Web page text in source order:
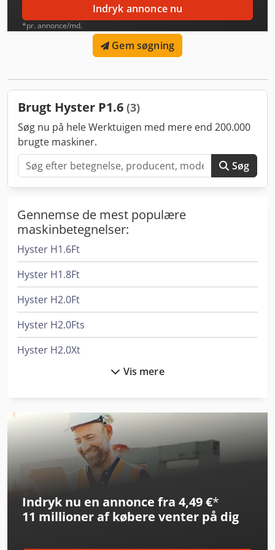
Indryk annonce nu
*pr. annonce/md.
Gem søgning
Brugt Hyster P1.6 (3)
Søg nu på hele Werktuigen med mere end 200.000
brugte maskiner.
Søg
Gennemse de mest populære
maskinbetegnelser:
Hyster H1.6Ft
Hyster H1.8Ft
Hyster H2.0Ft
Hyster H2.0Fts
Hyster H2.0Xt
Hyster H3.0Xt
Hyster H3.5Ft
Hyster H3.5Ut
Hyster H5.0Ft
Hyster H5.5Ft
Vis mere
Indryk nu en annonce fra 4,49 €*
11 millioner af købere venter på dig